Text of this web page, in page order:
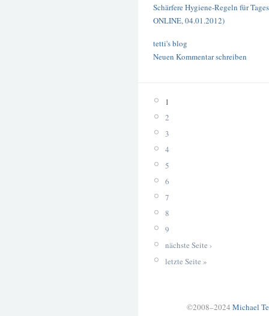
Schärfere Hygiene-Regeln für
ONLINE, 04.01.2012)
tetti's blog
Neuen Kommentar schreiben
1
2
3
4
5
6
7
8
9
nächste Seite ›
letzte Seite »
©2008–2024 Michael